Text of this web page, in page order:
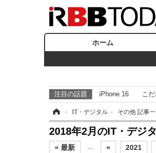
ホーム
注目の話題 iPhone 16 こ
› IT・デジタル › その他 記事
2018年2月のIT・デジ
« 最新 « 2021